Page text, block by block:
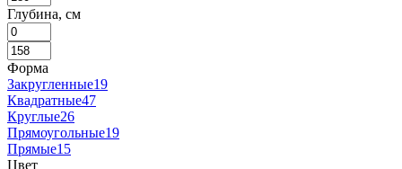
Глубина, см
Форма
Закругленные19
Квадратные47
Круглые26
Прямоугольные19
Прямые15
Цвет